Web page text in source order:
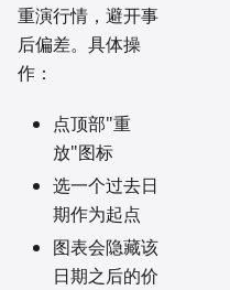
重演行情，避开事
后偏差。具体操
作：
点顶部"重
放"图标
选一个过去日
期作为起点
图表会隐藏该
日期之后的价